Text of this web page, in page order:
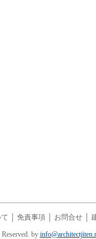
免責事項 お問合せ
by